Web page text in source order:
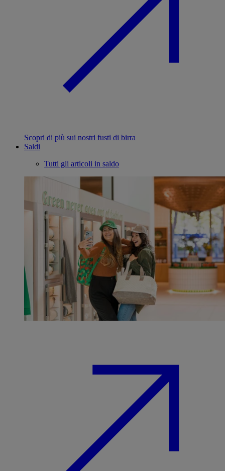
Scopri di più sui nostri fusti di birra
Saldi
Tutti gli articoli in saldo